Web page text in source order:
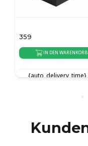
359
IN DEN WARENKORB
{auto_delivery_time}